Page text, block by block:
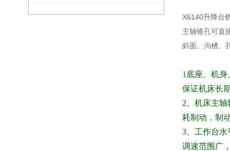
X6140升降台
主轴锥孔可直
斜面、沟槽、
1 底座、机
保证机床长
2 、机床主
耗制动，制
3、工作台水
调速范围广